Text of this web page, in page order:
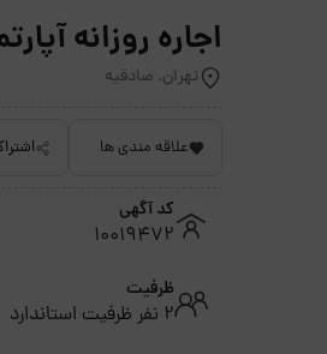
اجاره روزانه
تهران, صادقیه
علاقه مندی ها
کد آگهی
10019472
ظرفیت
2 نفر ظرفیت استاندارد